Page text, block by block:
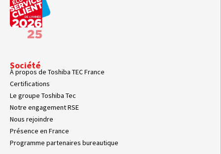
Société
À propos de Toshiba TEC France
Certifications
Le groupe Toshiba Tec
Notre engagement RSE
Nous rejoindre
Présence en France
Programme partenaires bureautique